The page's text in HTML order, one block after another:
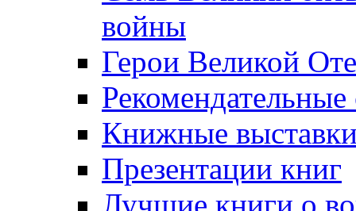
войны
Герои Великой
Рекомендательные
Книжные
Презентации книг
Лучшие книги о